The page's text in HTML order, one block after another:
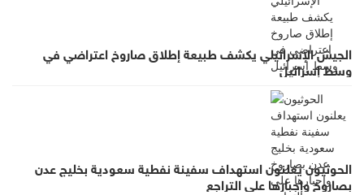
الجيش الإسرائيلي يكشف طبيعة إطلاق صاروخ اعتراضي في
وسط إسرائيل
الحوثيون يعلنون استهداف سفينة نفطية سعودية بخليج عدن
بصاروخ وإجبارها على التراجع